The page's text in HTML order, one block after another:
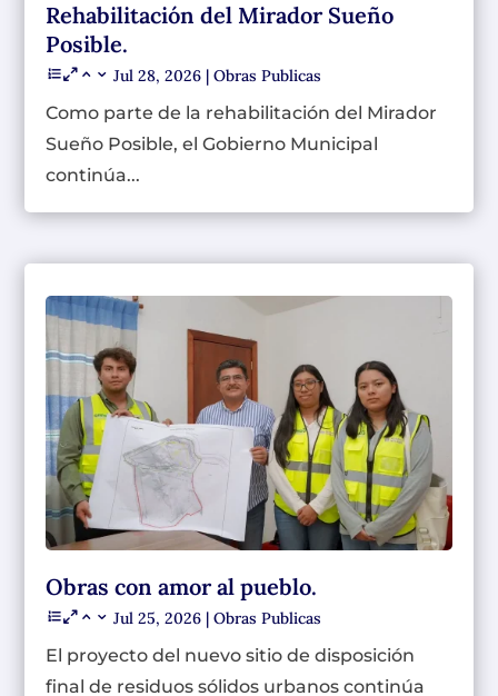
Rehabilitación del Mirador Sueño
Posible.
Jul 28, 2026 |Obras Publicas
Como parte de la rehabilitación del Mirador
Sueño Posible, el Gobierno Municipal
continúa...
Obras con amor al pueblo.
Jul 25, 2026 |Obras Publicas
El proyecto del nuevo sitio de disposición
final de residuos sólidos urbanos continúa